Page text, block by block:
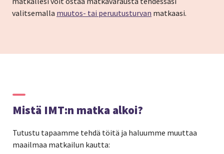
valitsemalla muutos- tai peruutusturvan matkaasi.
Mistä IMT:n matka alkoi?
Tutustu tapaamme tehdä töitä ja haluumme muuttaa
maailmaa matkailun kautta: